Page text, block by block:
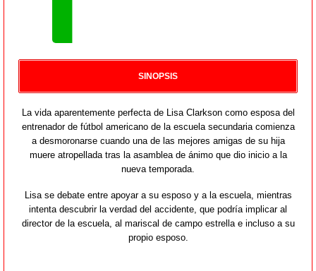
SINOPSIS
La vida aparentemente perfecta de Lisa Clarkson como esposa del
entrenador de fútbol americano de la escuela secundaria comienza
a desmoronarse cuando una de las mejores amigas de su hija
muere atropellada tras la asamblea de ánimo que dio inicio a la
nueva temporada.
Lisa se debate entre apoyar a su esposo y a la escuela, mientras
intenta descubrir la verdad del accidente, que podría implicar al
director de la escuela, al mariscal de campo estrella e incluso a su
propio esposo.